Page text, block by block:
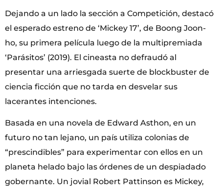
Dejando a un lado la sección a Competición, destacó
el esperado estreno de ‘Mickey 17’, de Boong Joon-
ho, su primera película luego de la multipremiada
‘Parásitos’ (2019). El cineasta no defraudó al
presentar una arriesgada suerte de blockbuster de
ciencia ficción que no tarda en desvelar sus
lacerantes intenciones.
Basada en una novela de Edward Asthon, en un
futuro no tan lejano, un país utiliza colonias de
“prescindibles” para experimentar con ellos en un
planeta helado bajo las órdenes de un despiadado
gobernante. Un jovial Robert Pattinson es Mickey,